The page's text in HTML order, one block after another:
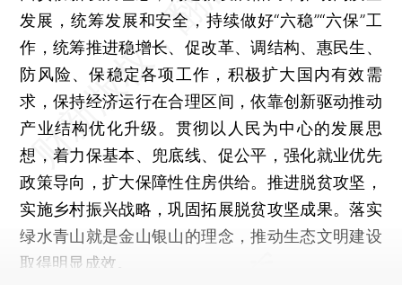
发展，统筹发展和安全，持续做好“六稳”“六保”工
作，统筹推进稳增长、促改革、调结构、惠民生、
防风险、保稳定各项工作，积极扩大国内有效需
求，保持经济运行在合理区间，依靠创新驱动推动
产业结构优化升级。贯彻以人民为中心的发展思
想，着力保基本、兜底线、促公平，强化就业优先
政策导向，扩大保障性住房供给。推进脱贫攻坚，
实施乡村振兴战略，巩固拓展脱贫攻坚成果。落实
绿水青山就是金山银山的理念，推动生态文明建设
取得明显成效。